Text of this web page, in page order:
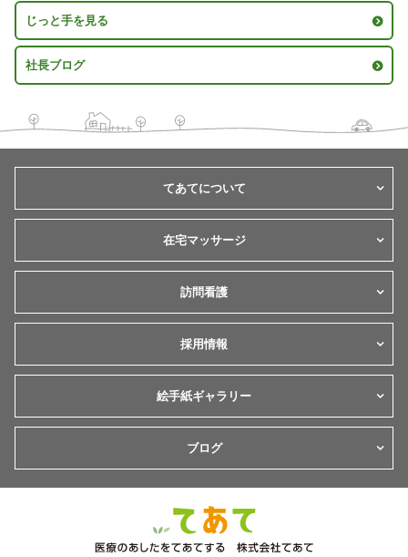
じっと手を見る
社長ブログ
てあてについて
在宅マッサージ
訪問看護
採用情報
絵手紙ギャラリー
ブログ